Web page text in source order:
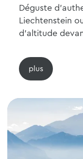
Déguste
Liechtenstein
d'altitude